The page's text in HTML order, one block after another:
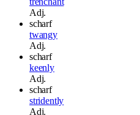
Adj.
scharf
twangy
Adj.
scharf
keenly
Adj.
scharf
stridently
Adj.